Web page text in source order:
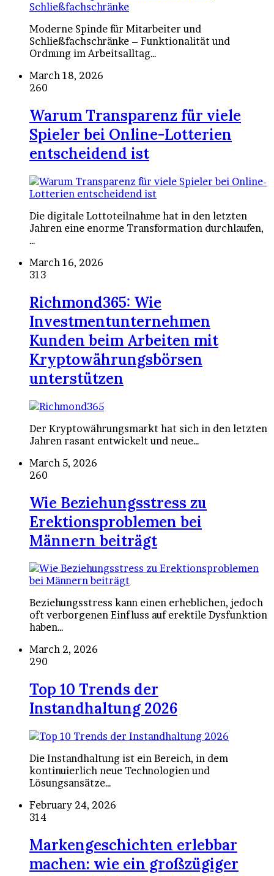
Moderne Spinde für Mitarbeiter und
Schließfachschränke – Funktionalität und
Ordnung im Arbeitsalltag…
March 18, 2026
260
Warum Transparenz für viele
Spieler bei Online-Lotterien
entscheidend ist
Die digitale Lottoteilnahme hat in den letzten
Jahren eine enorme Transformation durchlaufen,
…
March 16, 2026
313
Richmond365: Wie
Investmentunternehmen
Kunden beim Arbeiten mit
Kryptowährungsbörsen
unterstützen
Der Kryptowährungsmarkt hat sich in den letzten
Jahren rasant entwickelt und neue…
March 5, 2026
260
Wie Beziehungsstress zu
Erektionsproblemen bei
Männern beiträgt
Beziehungsstress kann einen erheblichen, jedoch
oft verborgenen Einfluss auf erektile Dysfunktion
haben…
March 2, 2026
290
Top 10 Trends der
Instandhaltung 2026
Die Instandhaltung ist ein Bereich, in dem
kontinuierlich neue Technologien und
Lösungsansätze…
February 24, 2026
314
Markengeschichten erlebbar
machen: wie ein großzügiger